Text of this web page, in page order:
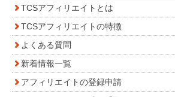
TCSアフィリエイトとは
TCSアフィリエイトの特徴
よくある質問
新着情報一覧
アフィリエイトの登録申請